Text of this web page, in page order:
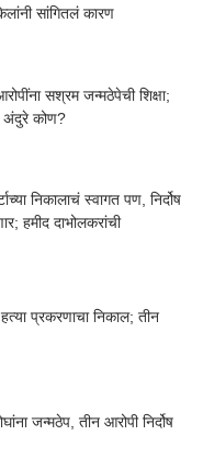
सांगितलं कारण
सश्रम जन्मठेपेची शिक्षा;
अंदुरे कोण?
निकालाचं स्वागत पण, निर्दोष
हमीद दाभोलकरांची
प्रकरणाचा निकाल; तीन
जन्मठेप, तीन आरोपी निर्दोष